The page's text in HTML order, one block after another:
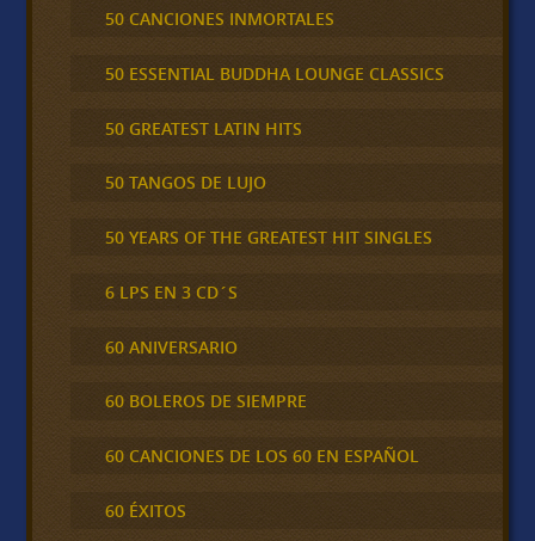
50 CANCIONES INMORTALES
50 ESSENTIAL BUDDHA LOUNGE CLASSICS
50 GREATEST LATIN HITS
50 TANGOS DE LUJO
50 YEARS OF THE GREATEST HIT SINGLES
6 LPS EN 3 CD´S
60 ANIVERSARIO
60 BOLEROS DE SIEMPRE
60 CANCIONES DE LOS 60 EN ESPAÑOL
60 ÉXITOS